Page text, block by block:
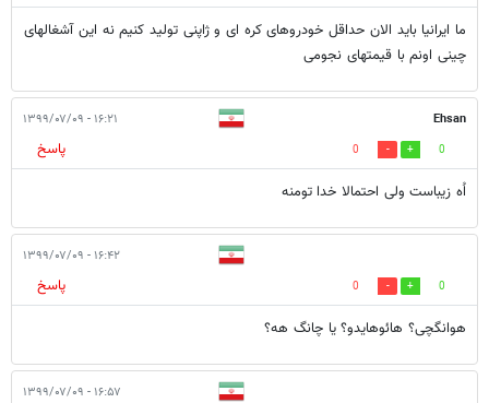
ما ایرانیا باید الان حداقل خودروهای کره ای و ژاپنی تولید کنیم نه این آشغالهای
چینی اونم با قیمتهای نجومی
Ehsan ۱۶:۲۱ - ۱۳۹۹/۰۷/۰۹
0
0
پاسخ
اُه زیباست ولی احتمالا خدا تومنه
۱۶:۴۲ - ۱۳۹۹/۰۷/۰۹
0
0
پاسخ
هوانگچی؟ هائوهایدو؟ یا چانگ هه؟
۱۶:۵۷ - ۱۳۹۹/۰۷/۰۹